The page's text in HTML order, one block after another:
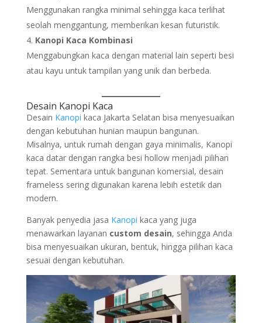
Menggunakan rangka minimal sehingga kaca terlihat
seolah menggantung, memberikan kesan futuristik.
Kanopi Kaca Kombinasi
Menggabungkan kaca dengan material lain seperti besi
atau kayu untuk tampilan yang unik dan berbeda.
Desain Kanopi Kaca
Desain Kanopi kaca Jakarta Selatan bisa menyesuaikan
dengan kebutuhan hunian maupun bangunan.
Misalnya, untuk rumah dengan gaya minimalis, Kanopi
kaca datar dengan rangka besi hollow menjadi pilihan
tepat. Sementara untuk bangunan komersial, desain
frameless sering digunakan karena lebih estetik dan
modern.
Banyak penyedia jasa Kanopi kaca yang juga
menawarkan layanan custom desain, sehingga Anda
bisa menyesuaikan ukuran, bentuk, hingga pilihan kaca
sesuai dengan kebutuhan.